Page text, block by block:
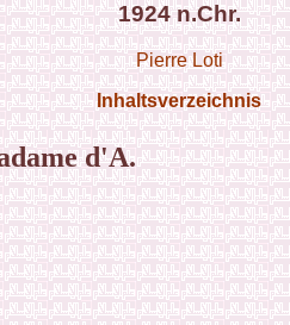
1924 n.Chr.
Pierre Loti
Inhaltsverzeichnis
d'A.